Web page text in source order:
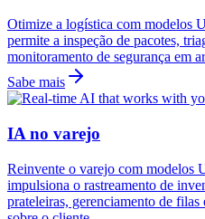
Otimize a logística com modelos
permite a inspeção de pacotes,
monitoramento de segurança em
Sabe mais
IA no varejo
Reinvente o varejo com
impulsiona o rastreamento de
prateleiras, gerenciamento de